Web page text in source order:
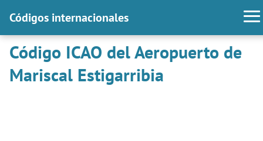
Códigos internacionales
Código ICAO del Aeropuerto de
Mariscal Estigarribia